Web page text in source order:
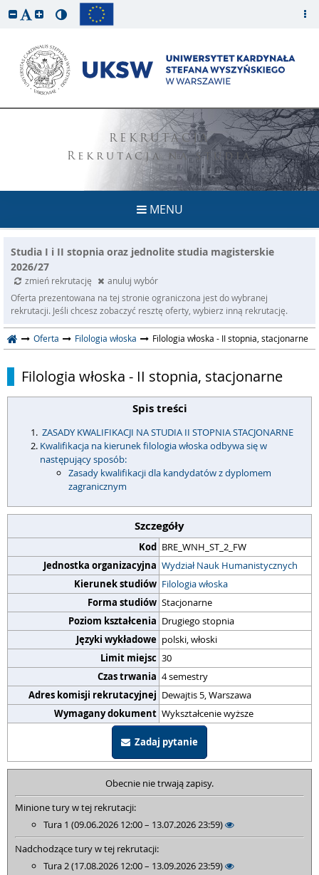
REKRUTACJA
Rekrutacja na studia
MENU
Studia I i II stopnia oraz jednolite studia magisterskie
2026/27
zmień rekrutację
anuluj wybór
Oferta prezentowana na tej stronie ograniczona jest do wybranej
rekrutacji. Jeśli chcesz zobaczyć resztę oferty, wybierz inną rekrutację.
Oferta Filologia włoska Filologia włoska - II stopnia, stacjonarne
Filologia włoska - II stopnia, stacjonarne
Spis treści
ZASADY KWALIFIKACJI NA STUDIA II STOPNIA STACJONARNE
Kwalifikacja na kierunek filologia włoska odbywa się w
następujący sposób:
Zasady kwalifikacji dla kandydatów z dyplomem
zagranicznym
Szczegóły
Kod BRE_WNH_ST_2_FW
Jednostka organizacyjna Wydział Nauk Humanistycznych
Kierunek studiów Filologia włoska
Forma studiów Stacjonarne
Poziom kształcenia Drugiego stopnia
Języki wykładowe polski, włoski
Limit miejsc 30
Czas trwania 4 semestry
Adres komisji rekrutacyjnej Dewajtis 5, Warszawa
Wymagany dokument Wykształcenie wyższe
Zadaj pytanie
Obecnie nie trwają zapisy.
Minione tury w tej rekrutacji:
Tura 1 (09.06.2026 12:00 – 13.07.2026 23:59)
Nadchodzące tury w tej rekrutacji:
Tura 2 (17.08.2026 12:00 – 13.09.2026 23:59)